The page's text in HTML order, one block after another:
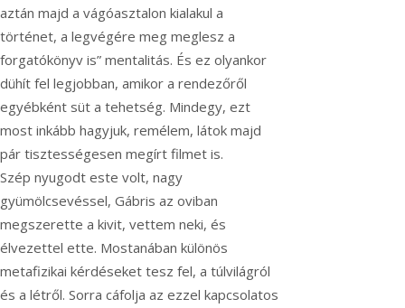
aztán majd a vágóasztalon kialakul a
történet, a legvégére meg meglesz a
forgatókönyv is” mentalitás. És ez olyankor
dühít fel legjobban, amikor a rendezőről
egyébként süt a tehetség. Mindegy, ezt
most inkább hagyjuk, remélem, látok majd
pár tisztességesen megírt filmet is.
Szép nyugodt este volt, nagy
gyümölcsevéssel, Gábris az oviban
megszerette a kivit, vettem neki, és
élvezettel ette. Mostanában különös
metafizikai kérdéseket tesz fel, a túlvilágról
és a létről. Sorra cáfolja az ezzel kapcsolatos